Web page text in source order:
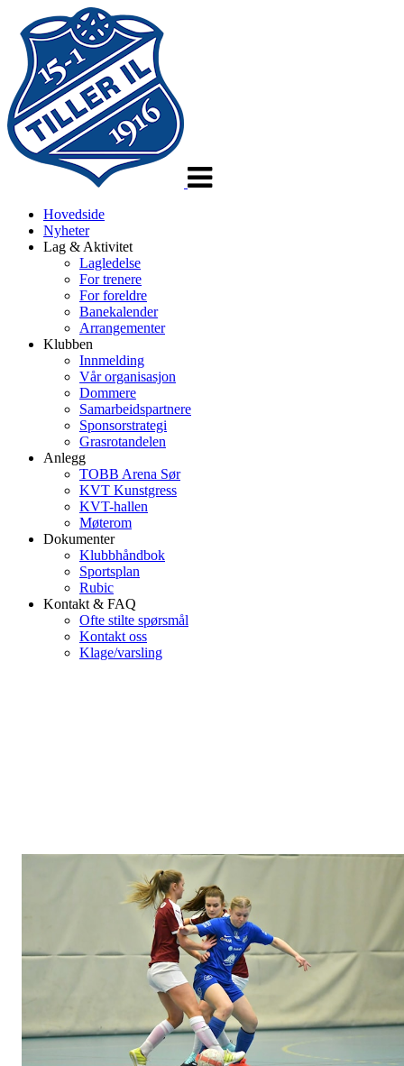
Hovedside
Nyheter
Lag & Aktivitet
Lagledelse
For trenere
For foreldre
Banekalender
Arrangementer
Klubben
Innmelding
Vår organisasjon
Dommere
Samarbeidspartnere
Sponsorstrategi
Grasrotandelen
Anlegg
TOBB Arena Sør
KVT Kunstgress
KVT-hallen
Møterom
Dokumenter
Klubbhåndbok
Sportsplan
Rubic
Kontakt & FAQ
Ofte stilte spørsmål
Kontakt oss
Klage/varsling